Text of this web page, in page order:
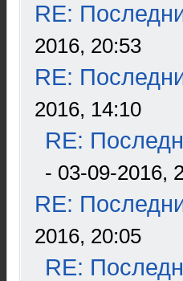
RE:
2016, 20:53
RE:
2016, 14:10
RE:
- 03-09-2016,
RE:
2016, 20:05
RE: